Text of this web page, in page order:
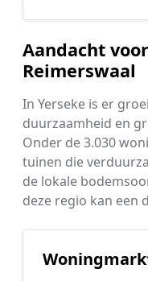
Aandacht
Reimerswaal
In Yerseke is er
duurzaamheid en
Onder de 3.030
tuinen die
de lokale
deze regio kan een